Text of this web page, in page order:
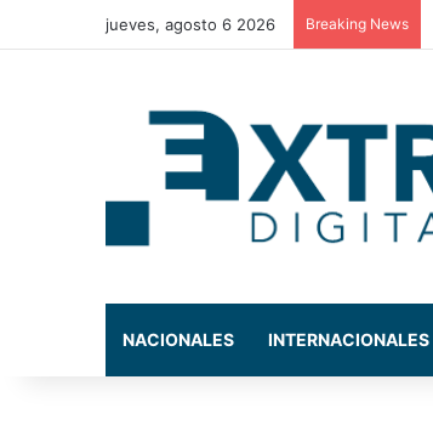
jueves, agosto 6 2026 Breaking News
NACIONALES INTERNACIONALES